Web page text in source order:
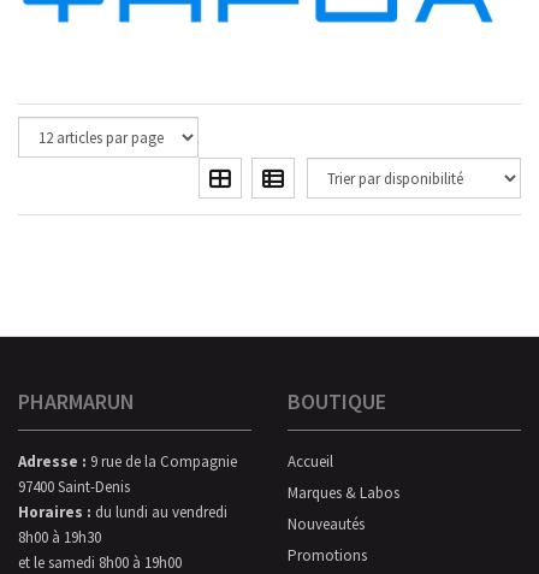
PHARMARUN
Adresse : 9 rue de la Compagnie
97400 Saint-Denis
Horaires : du lundi au vendredi
8h00 à 19h30
et le samedi 8h00 à 19h00
BOUTIQUE
Accueil
Marques & Labos
Nouveautés
Promotions